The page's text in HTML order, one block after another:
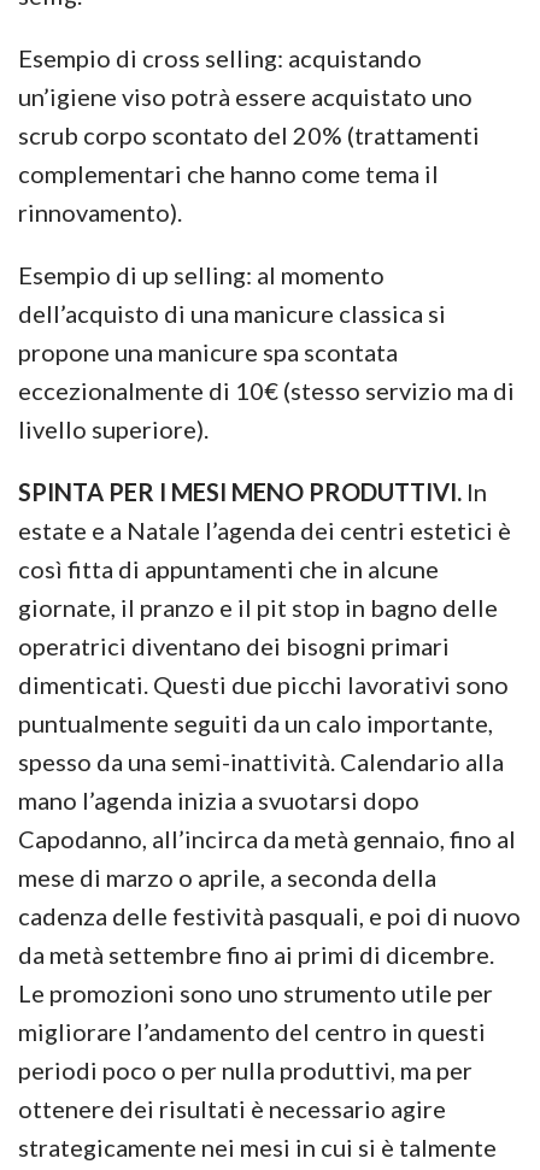
Esempio di cross selling: acquistando
un’igiene viso potrà essere acquistato uno
scrub corpo scontato del 20% (trattamenti
complementari che hanno come tema il
rinnovamento).
Esempio di up selling: al momento
dell’acquisto di una manicure classica si
propone una manicure spa scontata
eccezionalmente di 10€ (stesso servizio ma di
livello superiore).
SPINTA PER I MESI MENO PRODUTTIVI. In
estate e a Natale l’agenda dei centri estetici è
così fitta di appuntamenti che in alcune
giornate, il pranzo e il pit stop in bagno delle
operatrici diventano dei bisogni primari
dimenticati. Questi due picchi lavorativi sono
puntualmente seguiti da un calo importante,
spesso da una semi-inattività. Calendario alla
mano l’agenda inizia a svuotarsi dopo
Capodanno, all’incirca da metà gennaio, fino al
mese di marzo o aprile, a seconda della
cadenza delle festività pasquali, e poi di nuovo
da metà settembre fino ai primi di dicembre.
Le promozioni sono uno strumento utile per
migliorare l’andamento del centro in questi
periodi poco o per nulla produttivi, ma per
ottenere dei risultati è necessario agire
strategicamente nei mesi in cui si è talmente